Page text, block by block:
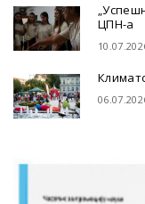
ЦПН-а